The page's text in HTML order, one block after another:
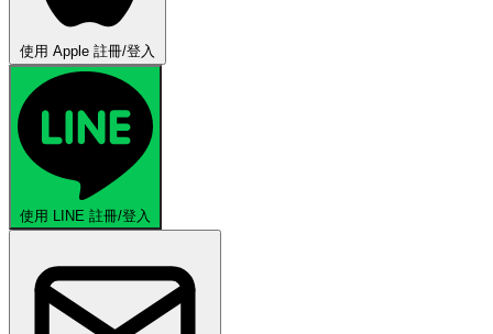
使用 Apple 註冊/登入
使用 LINE 註冊/登入